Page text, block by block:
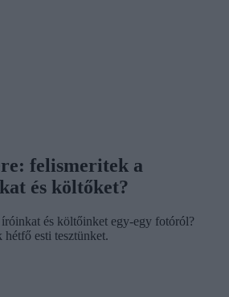
felismeritek a
és költőket?
és költőinket egy-egy fotóról?
esti tesztünket.